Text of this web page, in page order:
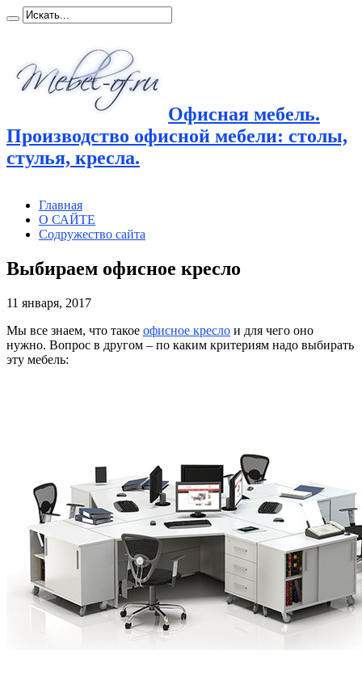
Офисная мебель.
Производство офисной мебели: столы,
стулья, кресла.
Главная
О САЙТЕ
Содружество сайта
Выбираем офисное кресло
11 января, 2017
Мы все знаем, что такое офисное кресло и для чего оно
нужно. Вопрос в другом – по каким критериям надо выбирать
эту мебель: